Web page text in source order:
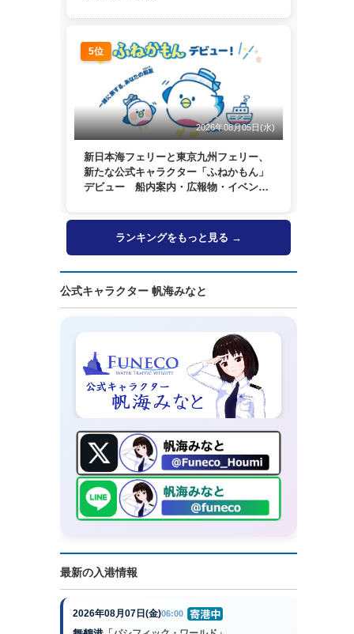
5位
2026年08月05日(水)
新日本海フェリーと東京九州フェリー、
新たな公式キャラクター「ふねかもん」
デビュー 船内案内・広報物・イベン
ランキングをもっと見る →
公式キャラクター 帆海みなと
最新の入港情報
2026年08月07日(金)06:00